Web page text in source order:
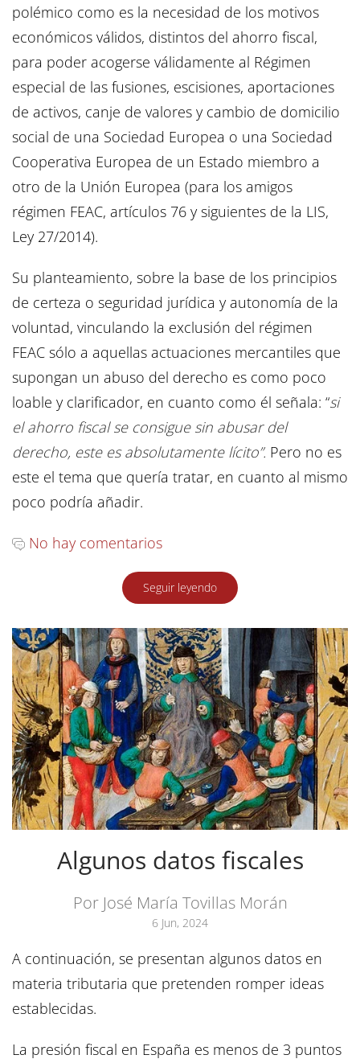
polémico como es la necesidad de los motivos
económicos válidos, distintos del ahorro fiscal,
para poder acogerse válidamente al Régimen
especial de las fusiones, escisiones, aportaciones
de activos, canje de valores y cambio de domicilio
social de una Sociedad Europea o una Sociedad
Cooperativa Europea de un Estado miembro a
otro de la Unión Europea (para los amigos
régimen FEAC, artículos 76 y siguientes de la LIS,
Ley 27/2014).
Su planteamiento, sobre la base de los principios
de certeza o seguridad jurídica y autonomía de la
voluntad, vinculando la exclusión del régimen
FEAC sólo a aquellas actuaciones mercantiles que
supongan un abuso del derecho es como poco
loable y clarificador, en cuanto como él señala: “si
el ahorro fiscal se consigue sin abusar del
derecho, este es absolutamente lícito”. Pero no es
este el tema que quería tratar, en cuanto al mismo
poco podría añadir.
No hay comentarios
Seguir leyendo
Algunos datos fiscales
Por José María Tovillas Morán
6 Jun, 2024
A continuación, se presentan algunos datos en
materia tributaria que pretenden romper ideas
establecidas.
La presión fiscal en España es menos de 3 puntos